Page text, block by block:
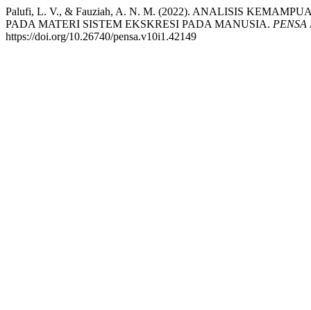
Palufi, L. V., & Fauziah, A. N. M. (2022). ANALISIS
PADA MATERI SISTEM EKSKRESI PADA MANUSIA.
https://doi.org/10.26740/pensa.v10i1.42149